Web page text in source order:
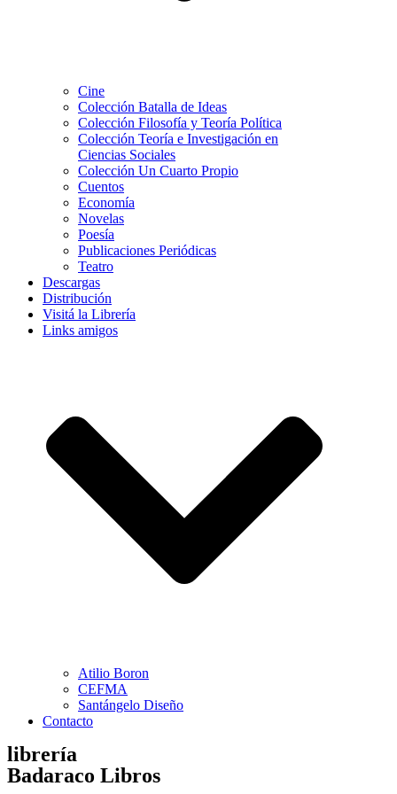
Cine
Colección Batalla de Ideas
Colección Filosofía y Teoría Política
Colección Teoría e Investigación en
Ciencias Sociales
Colección Un Cuarto Propio
Cuentos
Economía
Novelas
Poesía
Publicaciones Periódicas
Teatro
Descargas
Distribución
Visitá la Librería
Links amigos
Atilio Boron
CEFMA
Santángelo Diseño
Contacto
librería
Badaraco Libros